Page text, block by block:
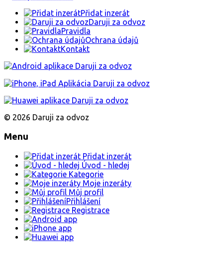
Přidat inzerát
Daruji za odvoz
Pravidla
Ochrana údajů
Kontakt
© 2026 Daruji za odvoz
Menu
Přidat inzerát
Úvod - hledej
Kategorie
Moje inzeráty
Můj profil
Přihlášení
Registrace